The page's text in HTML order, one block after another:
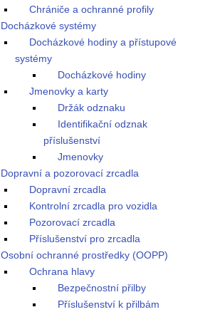
Chrániče a ochranné profily
Docházkové systémy
Docházkové hodiny a přístupové
systémy
Docházkové hodiny
Jmenovky a karty
Držák odznaku
Identifikační odznak
příslušenství
Jmenovky
Dopravní a pozorovací zrcadla
Dopravní zrcadla
Kontrolní zrcadla pro vozidla
Pozorovací zrcadla
Příslušenství pro zrcadla
Osobní ochranné prostředky (OOPP)
Ochrana hlavy
Bezpečnostní přilby
Příslušenství k přilbám